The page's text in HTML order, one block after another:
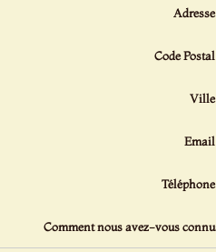
Code
Ville
Email
Comment nous avez-vous